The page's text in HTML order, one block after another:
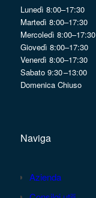
Lunedì 8:00–17:30
Martedì 8:00–17:30
Mercoledì 8:00–17:30
Giovedì 8:00–17:30
Venerdì 8:00–17:30
Sabato 9:30 –13:00
Domenica Chiuso
Naviga
Azienda